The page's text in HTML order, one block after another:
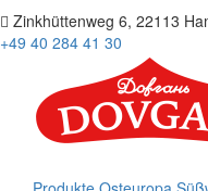
Zinkhüttenweg 6, 22113
+49 40 284 41 30